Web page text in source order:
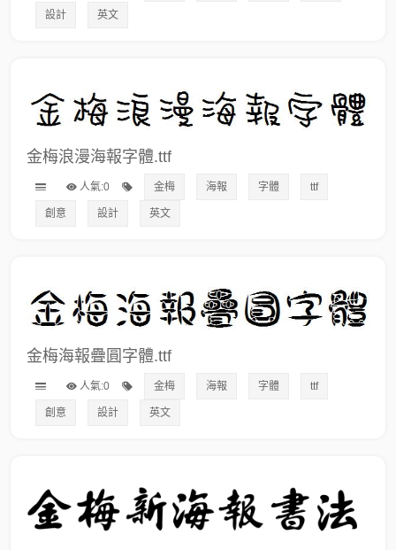
設計 英文
金梅浪漫海報字體.ttf
人氣:0 金梅 海報 字體 ttf
創意 設計 英文
金梅海報疊圓字體.ttf
人氣:0 金梅 海報 字體 ttf
創意 設計 英文